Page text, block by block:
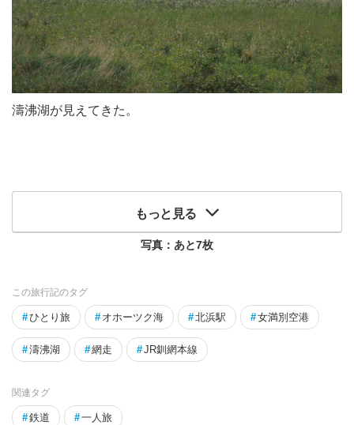
濤沸湖が見えてきた。
もっと見る
写真：あと7枚
この旅行記のタグ
#ひとり旅 # オホーツク海 #北浜駅 #女満別空港
#濤沸湖 #網走 #JR釧網本線
関連タグ
#鉄道 #一人旅